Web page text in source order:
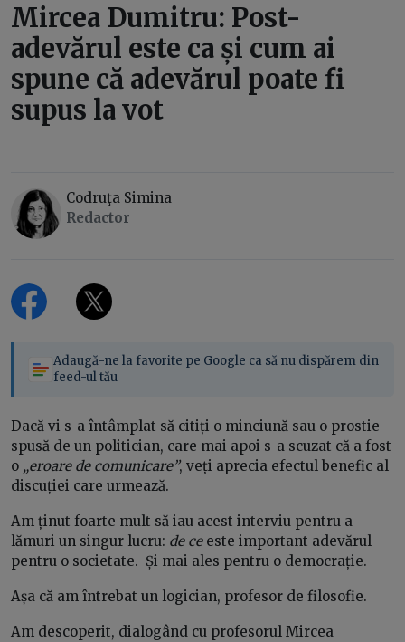
Mircea Dumitru: Post-
adevărul este ca și cum ai
spune că adevărul poate fi
supus la vot
Codruţa Simina
Redactor
Adaugă-ne la favorite pe Google ca să nu dispărem din
feed-ul tău
Dacă vi s-a întâmplat să citiți o minciună sau o prostie
spusă de un politician, care mai apoi s-a scuzat că a fost
o „eroare de comunicare”, veți aprecia efectul benefic al
discuției care urmează.
Am ținut foarte mult să iau acest interviu pentru a
lămuri un singur lucru: de ceeste important adevărul
pentru o societate. Și mai ales pentru o democrație.
Așa că am întrebat un logician, profesor de filosofie.
Am descoperit, dialogând cu profesorul Mircea